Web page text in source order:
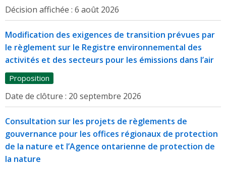
Décision affichée : 6 août 2026
Modification des exigences de transition prévues par
le règlement sur le Registre environnemental des
activités et des secteurs pour les émissions dans l’air
Proposition
Date de clôture : 20 septembre 2026
Consultation sur les projets de règlements de
gouvernance pour les offices régionaux de protection
de la nature et l’Agence ontarienne de protection de
la nature